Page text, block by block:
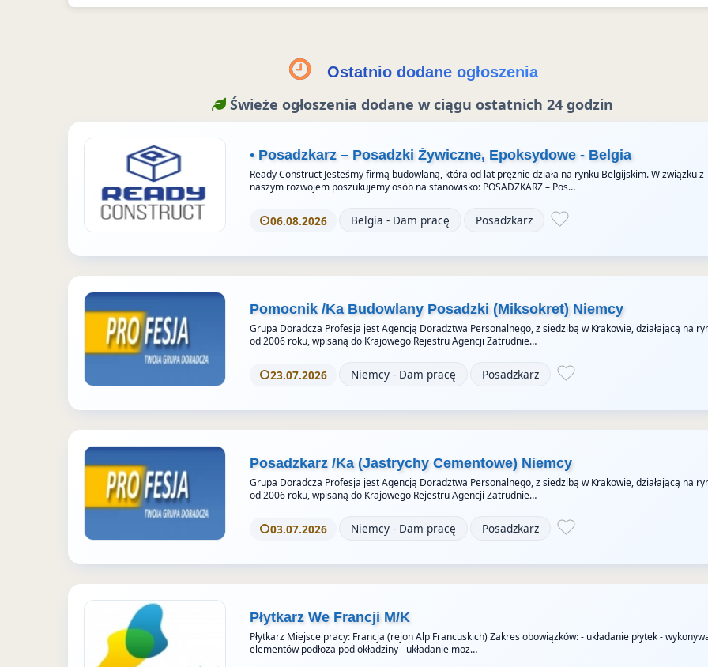
o
k
u
z
e
a
m
S
t
o
e
s
Ostatnio dodane ogłoszenia
Świeże ogłoszenia dodane w ciągu ostatnich 24 godzin
• Posadzkarz – Posadzki Żywiczne, Epoksydowe - Belgia
Ready Construct Jesteśmy firmą budowlaną, która od lat prężnie działa na rynku Belgijskim. W związku z
naszym rozwojem poszukujemy osób na stanowisko: POSADZKARZ – Pos…
06.08.2026 Belgia - Dam pracę Posadzkarz
Pomocnik /Ka Budowlany Posadzki (Miksokret) Niemcy
Grupa Doradcza Profesja jest Agencją Doradztwa Personalnego, z siedzibą w Krakowie, działającą na
od 2006 roku, wpisaną do Krajowego Rejestru Agencji Zatrudnie…
23.07.2026 Niemcy - Dam pracę Posadzkarz
Posadzkarz /Ka (Jastrychy Cementowe) Niemcy
Grupa Doradcza Profesja jest Agencją Doradztwa Personalnego, z siedzibą w Krakowie, działającą na
od 2006 roku, wpisaną do Krajowego Rejestru Agencji Zatrudnie…
03.07.2026 Niemcy - Dam pracę Posadzkarz
Płytkarz We Francji M/K
Płytkarz Miejsce pracy: Francja (rejon Alp Francuskich) Zakres obowiązków: - układanie płytek -
elementów podłoża pod okładziny - układanie moz…